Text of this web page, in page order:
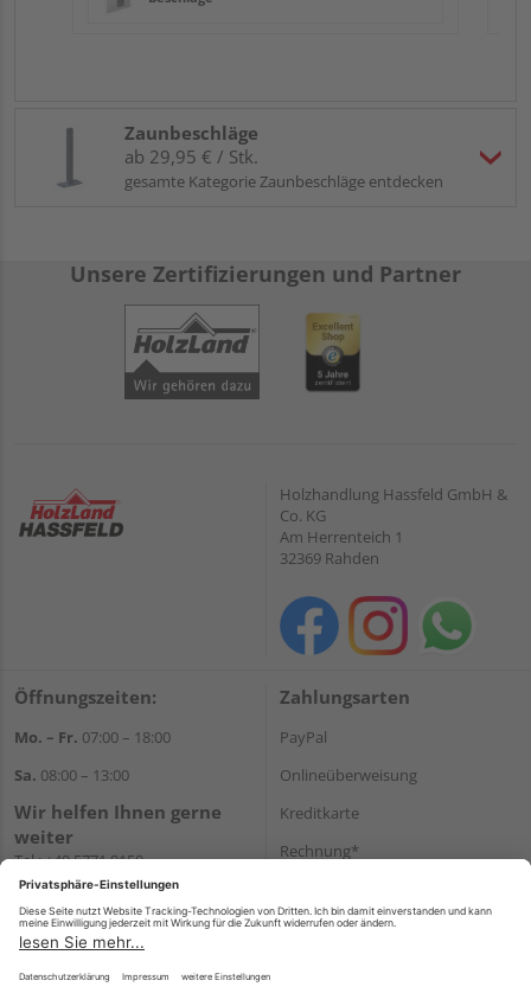
Zaunbeschläge
ab 29,95 € / Stk.
gesamte Kategorie Zaunbeschläge entdecken
Unsere Zertifizierungen und Partner
Holzhandlung Hassfeld GmbH &
Co. KG
Am Herrenteich 1
32369 Rahden
Öffnungszeiten:
Mo. – Fr. 07:00 – 18:00
Sa. 08:00 – 13:00
Wir helfen Ihnen gerne
weiter
Tel.:+49 5771 9150
E-Mail:info@holz-hassfeld.de
WhatsApp
Zahlungsarten
PayPal
Onlineüberweisung
Kreditkarte
Rechnung*
Versand